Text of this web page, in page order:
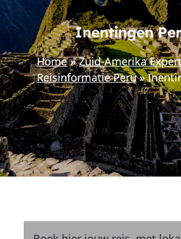
Inentingen
Home Zuid-Amerika
Reisinformatie Peru